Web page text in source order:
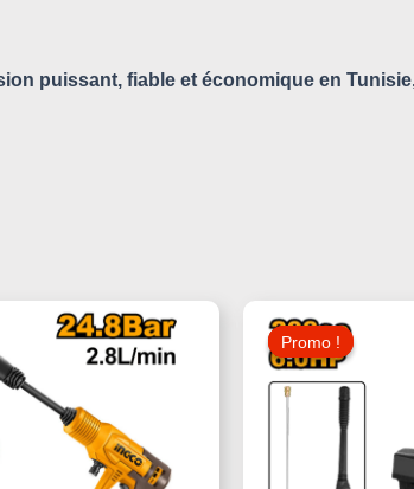
puissant, fiable et économique en
Le
Prix
Initial
Le
Prix
Actuel
Promo !
Promo !